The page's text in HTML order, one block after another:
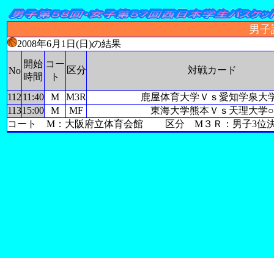
男子
2008年6月1日(日)の結果
No
開始
時間
コー
ト
区分 対戦カード
112 11:40 M M3R
鹿屋体育大学Ｖｓ愛知学泉大
11315:00 M MF
東海大学熊本Ｖｓ天理大学○
コート M：大阪府立体育会館 区分 M３Ｒ：男子3位